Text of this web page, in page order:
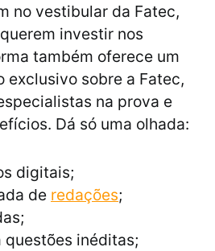
no vestibular da Fatec,
investir nos
também oferece um
exclusivo sobre a Fatec,
na prova e
Dá só uma olhada:
digitais;
de redações;
questões inéditas;